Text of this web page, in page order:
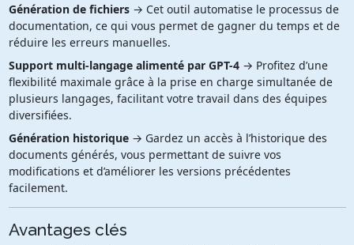
Génération de fichiers→ Cet outil automatise le processus de
documentation, ce qui vous permet de gagner du temps et de
réduire les erreurs manuelles.
Support multi-langage alimenté par GPT-4→ Profitez d’une
flexibilité maximale grâce à la prise en charge simultanée de
plusieurs langages, facilitant votre travail dans des équipes
diversifiées.
Génération historique→ Gardez un accès à l’historique des
documents générés, vous permettant de suivre vos
modifications et d’améliorer les versions précédentes
facilement.
Avantages clés